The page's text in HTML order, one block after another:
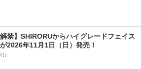
解禁】SHIRORUからハイグレードフェイス
2026年11月1日（日）発売！